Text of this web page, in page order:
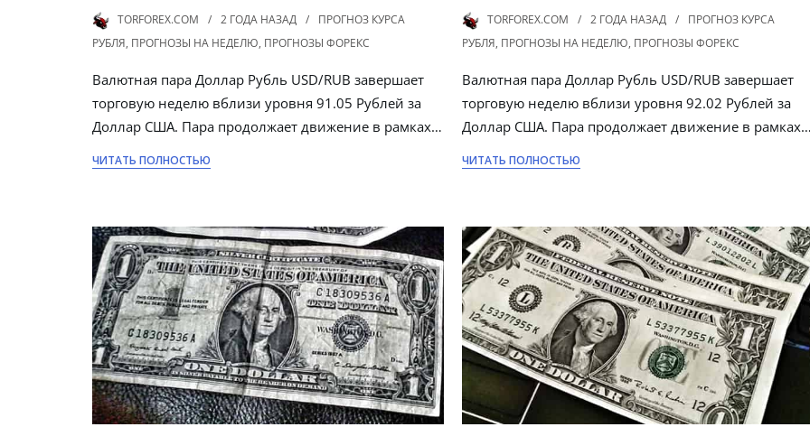
TORFOREX.COM 2 ГОДА НАЗАД
ПРОГНОЗ КУРСА
РУБЛЯ, ПРОГНОЗЫ НА НЕДЕЛЮ, ПРОГНОЗЫ ФОРЕКС
Валютная пара Доллар Рубль USD/RUB завершает
торговую неделю вблизи уровня 91.05 Рублей за
Доллар США. Пара продолжает движение в рамках…
ЧИТАТЬ ПОЛНОСТЬЮ
TORFOREX.COM 2 ГОДА НАЗАД
ПРОГНОЗ КУРСА
РУБЛЯ, ПРОГНОЗЫ НА НЕДЕЛЮ, ПРОГНОЗЫ ФОРЕКС
Валютная пара Доллар Рубль USD/RUB завершает
торговую неделю вблизи уровня 92.02 Рублей за
Доллар США. Пара продолжает движение в
ЧИТАТЬ ПОЛНОСТЬЮ